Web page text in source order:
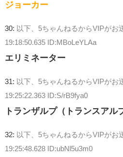
ジョーカー
30: 以下、5ちゃんねるからVIPがお
19:18:50.635 ID:MBoLeYLAa
エリミネーター
31: 以下、5ちゃんねるからVIPがお
19:25:22.363 ID:S/rB9fya0
トランザルプ（トランスアル
32: 以下、5ちゃんねるからVIPがお
19:25:48.628 ID:ubNl5u3m0